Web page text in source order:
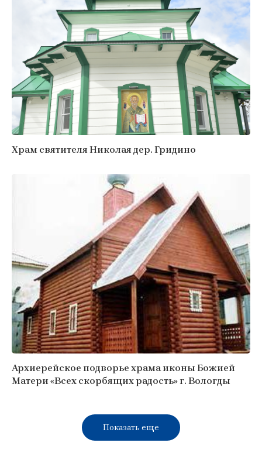
Храм святителя Николая дер. Гридино
Архиерейское подворье храма иконы Божией
Матери «Всех скорбящих радость» г. Вологды
Показать еще